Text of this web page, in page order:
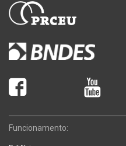
Funcionamento: